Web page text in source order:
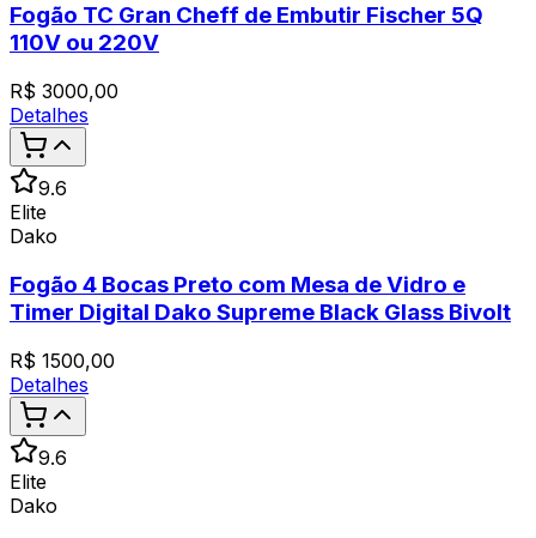
Fogão TC Gran Cheff de Embutir Fischer 5Q
110V ou 220V
R$ 3000,00
Detalhes
9.6
Elite
Dako
Fogão 4 Bocas Preto com Mesa de Vidro e
Timer Digital Dako Supreme Black Glass Bivolt
R$ 1500,00
Detalhes
9.6
Elite
Dako